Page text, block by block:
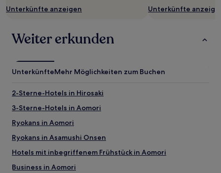
Es
Bedingungen
Unterkünfte anzeigen
Unterkünfte
Weiter erkunden
UnterkünfteMehr Möglichkeiten zum Buchen
2-Sterne-Hotels in Hirosaki
3-Sterne-Hotels in Aomori
Ryokans in Aomori
Ryokans in Asamushi Onsen
Hotels mit inbegriffenem Frühstück in Aomori
Business in Aomori